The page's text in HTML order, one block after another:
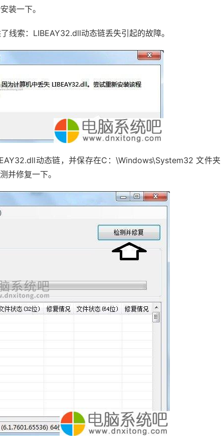
装一下。
线索：LIBEAY32.dll动态链丢失引起的故障。
动态链，并保存在C：\Windows\System32 文件夹
并修复一下。